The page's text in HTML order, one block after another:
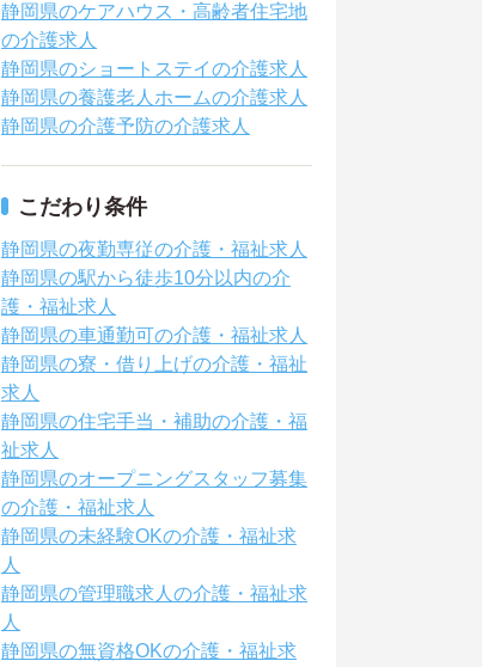
静岡県のケアハウス・高齢者住宅地
の介護求人
静岡県のショートステイの介護求人
静岡県の養護老人ホームの介護求人
静岡県の介護予防の介護求人
こだわり条件
静岡県の夜勤専従の介護・福祉求人
静岡県の駅から徒歩10分以内の介
護・福祉求人
静岡県の車通勤可の介護・福祉求人
静岡県の寮・借り上げの介護・福祉
求人
静岡県の住宅手当・補助の介護・福
祉求人
静岡県のオープニングスタッフ募集
の介護・福祉求人
静岡県の未経験OKの介護・福祉求
人
静岡県の管理職求人の介護・福祉求
人
静岡県の無資格OKの介護・福祉求